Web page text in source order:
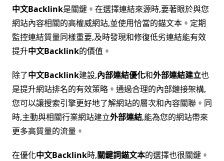
中文Backlink是關鍵。在選擇連結來源時,要著眼於與您
網站內容相關的高權威網站,並使用恰當的錨文本。定期
監控連結質量同樣重要,及時發現和修復低劣連結能有效
提升中文Backlink的價值。
除了中文Backlink建設,內部連結優化和外部連結建立也
是提升網站排名的有效策略。通過合理的內部鏈接架構,
您可以讓搜索引擎更好地了解網站的層次和內容關聯。同
時,主動與相關行業網站建立外部連結,能為您的網站帶來
更多高質量的流量。
在優化中文Backlink時,關鍵詞錨文本的選擇也很關鍵。